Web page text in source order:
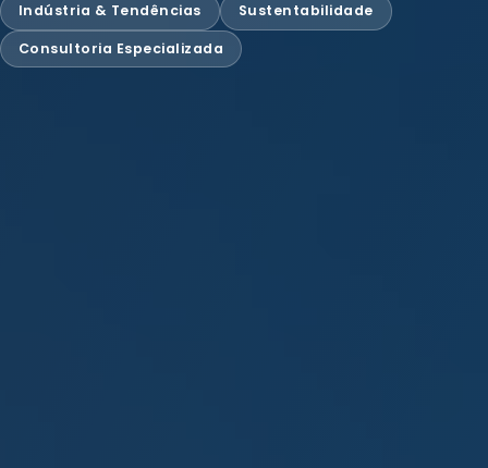
Indústria & Tendências Sustentabilidade
Consultoria Especializada